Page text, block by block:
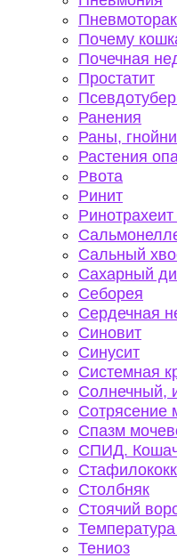
Почему
Почечная
Простатит
Ранения
Раны,
Растения
Рвота
Ринит
Сальный
Сахарный
Себорея
Сердечная
Синовит
Синусит
Системная
Солнечный,
Сотрясение
Спазм
СПИД.
Столбняк
Стоячий
Тениоз